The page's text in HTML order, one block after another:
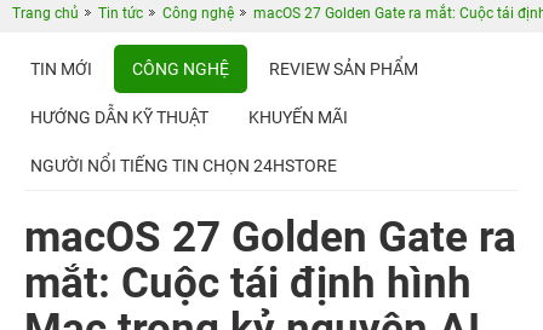
Trang chủ Tin tức Công nghệ macOS 27 Golden Gate ra mắt: Cuộc tái
TIN MỚI CÔNG NGHỆ REVIEW SẢN PHẨM
HƯỚNG DẪN KỸ THUẬT KHUYẾN MÃI
NGƯỜI NỔI TIẾNG TIN CHỌN 24HSTORE
macOS 27 Golden Gate ra
mắt: Cuộc tái định hình